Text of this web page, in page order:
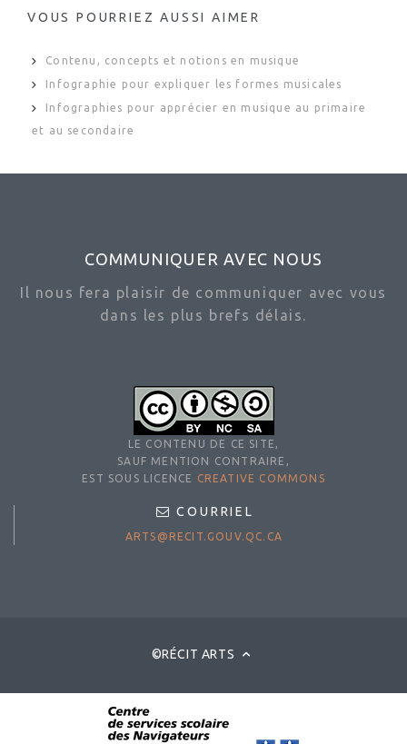
VOUS POURRIEZ AUSSI AIMER
Contenu, concepts et notions en musique
Infographie pour expliquer les formes musicales
Infographies pour apprécier en musique au primaire
et au secondaire
COMMUNIQUER AVEC NOUS
Il nous fera plaisir de communiquer avec vous
dans les plus brefs délais.
LE CONTENU DE CE SITE,
SAUF MENTION CONTRAIRE,
EST SOUS LICENCE
CREATIVE COMMONS
COURRIEL
ARTS@RECIT.GOUV.QC.CA
©RÉCIT ARTS